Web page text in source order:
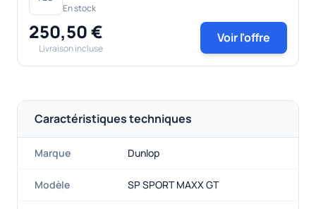
En stock
250,50 €
Livraison incluse
Voir l'offre
Caractéristiques techniques
Marque Dunlop
Modèle SP SPORT MAXX GT